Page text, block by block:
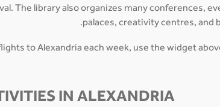
The library also organizes many conferences,
palaces, creativity centres, and
to Alexandria each week, use the widget
IN ALEXANDRIA